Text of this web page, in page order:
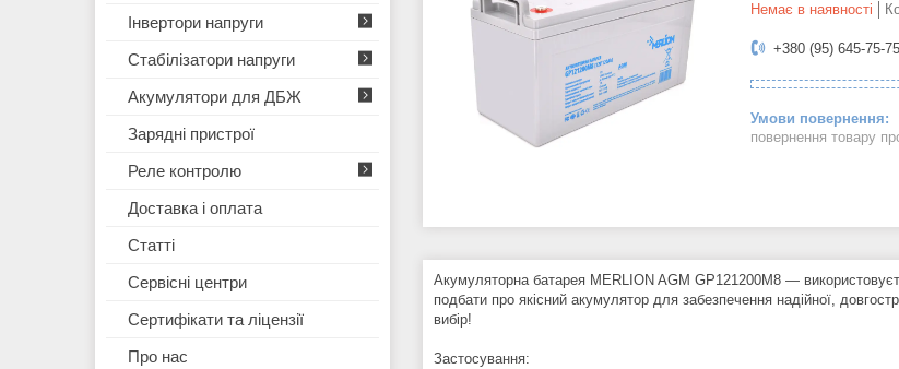
Немає в наявності
+380 (95) 645-75-75
повернення товару
Акумуляторна батарея MERLION AGM GP121200M8 —
подбати про якісний акумулятор для забезпечення надійної,
вибір!
Застосування:
Інвертори напруги
Стабілізатори напруги
Акумулятори для ДБЖ
Зарядні пристрої
Реле контролю
Доставка і оплата
Статті
Сервісні центри
Сертифікати та ліцензії
Про нас